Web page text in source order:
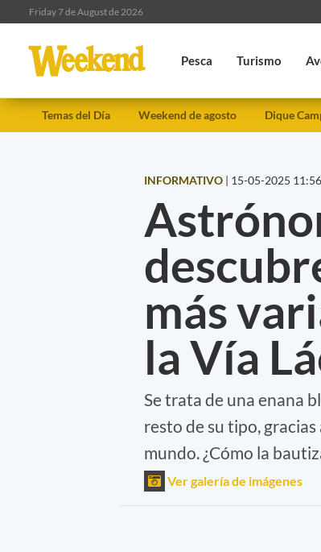
Friday 7 de August de 2026
Pesca Turismo
Temas del Día Weekend de agosto Dique
INFORMATIVO | 15-05-2025 11:56
más
la Vía
Se trata de una enana
resto de su tipo,
mundo. ¿Cómo la
Ver galería de imágenes